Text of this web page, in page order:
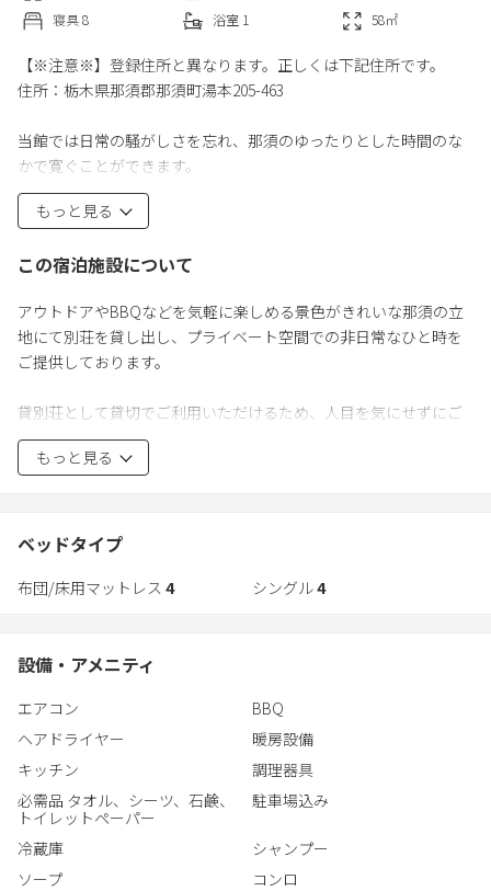
寝具8 浴室 1 58㎡
【※注意※】登録住所と異なります。正しくは下記住所です。
住所：栃木県那須郡那須町湯本205-463
当館では日常の騒がしさを忘れ、那須のゆったりとした時間のな
かで寛ぐことができます。
ご観光やゴルフ・スキー・スノーボードなどレジャーの宿泊にご
利用いただくのはもちろん、館内はWi-fiをご用意しておりますの
能です。
◆ファミリー ◆卒業旅行 ◆那須ハイランドパーク ◆部活
動
休み
◆冬休み ◆家族旅行 ◆一棟貸 ◆那須 ◆山小屋 ◆旅行 ◆
北関東
もっと見る
この宿泊施設について
アウトドアやBBQなどを気軽に楽しめる景色がきれいな那須の立
地にて別荘を貸し出し、プライベート空間での非日常なひと時を
ご提供しております。
貸別荘として貸切でご利用いただけるため、人目を気にせずにご
家族やカップルでのんびり穏やかに過ごせる環境が整っていま
す。
間取りも好評です。
また、タープテントなどを広げて大自然の中で優雅なひと時を過
都会の喧騒を忘れ、ゆったりとした時間が流れる体験をぜひ当館
もっと見る
ベッドタイプ
布団/床用マットレス 4 シングル4
設備・アメニティ
エアコン
BBQ
ヘアドライヤー
暖房設備
キッチン
調理器具
必需品 タオル、シーツ、石鹸、
トイレットペーパー
駐車場込み
冷蔵庫
シャンプー
ソープ
コンロ